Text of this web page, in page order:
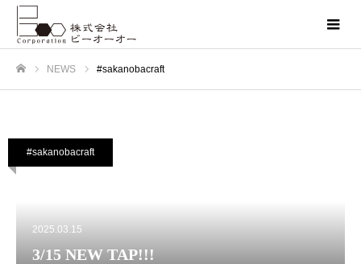
NEWS #sakanobacraft
#sakanobacraft
2025.03.15
3/15 NEW TAP!!!